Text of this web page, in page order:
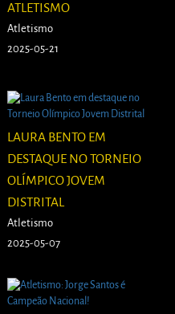
ATLETISMO
Atletismo
2025-05-21
LAURA BENTO EM
DESTAQUE NO TORNEIO
OLÍMPICO JOVEM
DISTRITAL
Atletismo
2025-05-07